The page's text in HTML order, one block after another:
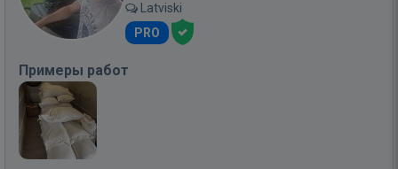
Latviski
PRO
Примеры работ